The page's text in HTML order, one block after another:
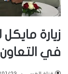
زيارة
في التعاون